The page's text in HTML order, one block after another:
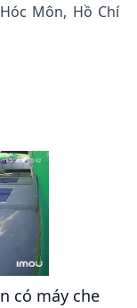
Môn, Hồ Chí
có máy che